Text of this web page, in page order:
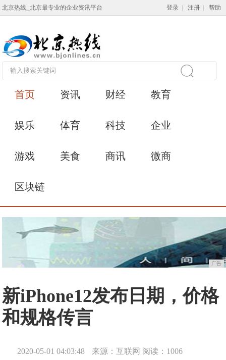
北京热线_北京最专业的企业资讯平台 登录 注册 帮助
首页 资讯 财经 教育
娱乐 体育 科技 企业
游戏 美食 商讯 微商
区块链
广告
新iPhone12发布日期，价格
和规格传言
2020-05-01 04:03:48 来源：互联网 阅读：1006